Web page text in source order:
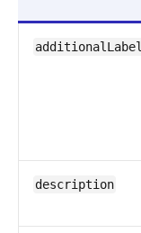
additionalLabel
description